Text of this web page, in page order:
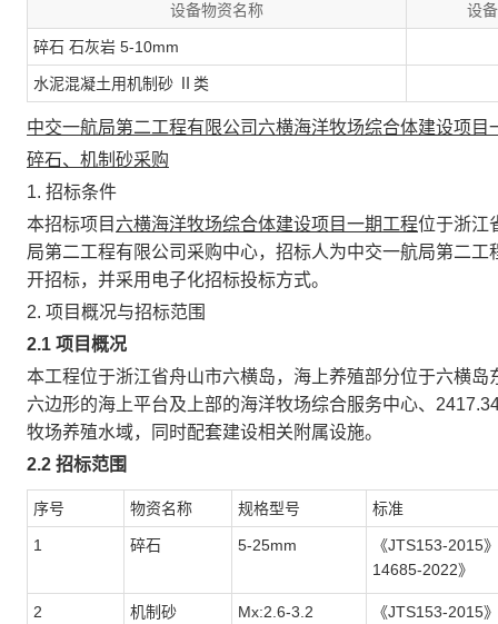
设备物资名称 设
碎石 石灰岩 5-10mm
水泥混凝土用机制砂 Ⅱ类
中交一航局第二工程有限公司六横海洋牧场综合体建设项目
碎石、机制砂采购
1. 招标条件
本招标项目 六横海洋牧场综合体建设项目一期工程位于浙江
局第二工程有限公司采购中心，招标人为中交一航局第二
开招标，并采用电子化招标投标方式。
2. 项目概况与招标范围
2.1 项目概况
本工程位于浙江省舟山市六横岛，海上养殖部分位于六横岛
六边形的海上平台及上部的海洋牧场综合服务中心、
牧场养殖水域，同时配套建设相关附属设施。
2.2 招标范围
序号 物资名称 规格型号 标准
1 碎石 5-25mm 《JTS153-2015
14685-2022》
2 机制砂 Mx:2.6-3.2 《JTS153-2015